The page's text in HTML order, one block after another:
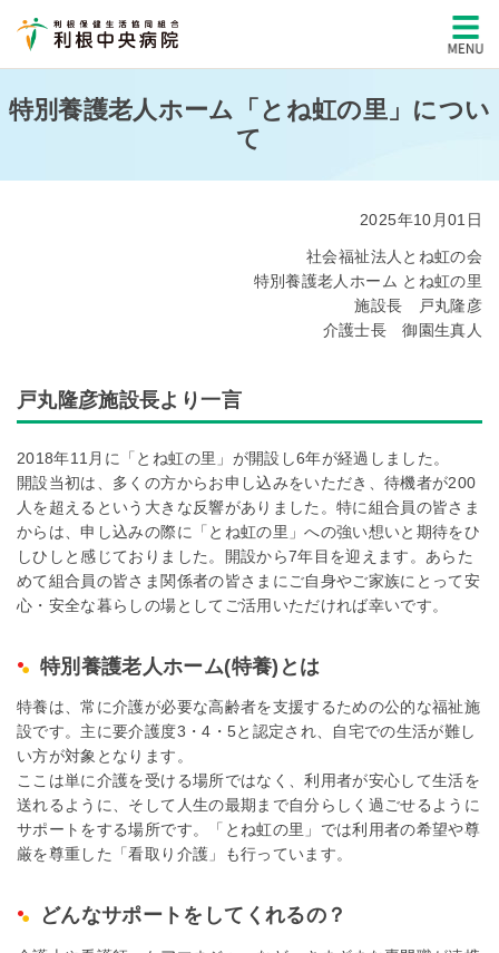
特別養護老人ホーム「とね虹の里」につい
て
2025年10月01日
社会福祉法人とね虹の会
特別養護老人ホーム とね虹の里
施設長 戸丸隆彦
介護士長 御園生真人
戸丸隆彦施設長より一言
2018年11月に「とね虹の里」が開設し6年が経過しました。
開設当初は、多くの方からお申し込みをいただき、待機者が200
人を超えるという大きな反響がありました。特に組合員の皆さま
からは、申し込みの際に「とね虹の里」への強い想いと期待をひ
しひしと感じておりました。開設から7年目を迎えます。あらた
めて組合員の皆さま関係者の皆さまにご自身やご家族にとって安
心・安全な暮らしの場としてご活用いただければ幸いです。
特別養護老人ホーム(特養)とは
特養は、常に介護が必要な高齢者を支援するための公的な福祉施
設です。主に要介護度3・4・5と認定され、自宅での生活が難し
い方が対象となります。
ここは単に介護を受ける場所ではなく、利用者が安心して生活を
送れるように、そして人生の最期まで自分らしく過ごせるように
サポートをする場所です。「とね虹の里」では利用者の希望や尊
厳を尊重した「看取り介護」も行っています。
どんなサポートをしてくれるの？